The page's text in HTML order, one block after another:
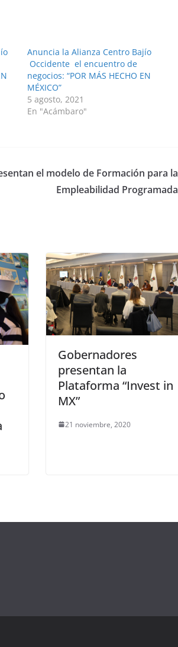
Anuncia la Alianza Centro Bajío
Occidente el encuentro de
negocios: “POR MÁS HECHO EN
MÉXICO”
5 agosto, 2021
En "Acámbaro"
el modelo de Formación para la
Empleabilidad Programada
Gobernadores
presentan la
Plataforma “Invest in
MX”
21 noviembre, 2020